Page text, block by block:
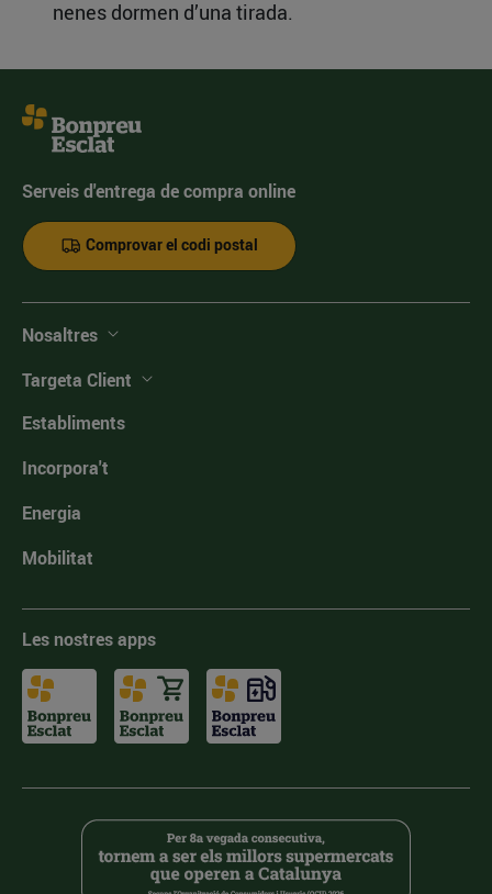
nenes dormen d’una tirada.
Serveis d'entrega de compra online
Comprovar el codi postal
Nosaltres
Targeta Client
Establiments
Incorpora't
Energia
Mobilitat
Les nostres apps